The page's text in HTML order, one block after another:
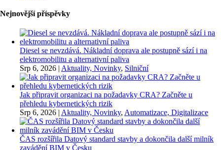
Nejnovější příspěvky
Diesel se nevzdává. Nákladní doprava ale postupně sází i na
elektromobilitu a alternativní paliva
Srp 6, 2026 | Aktuality, Novinky, Silniční
Jak připravit organizaci na požadavky CRA? Začněte u
přehledu kybernetických rizik
Srp 6, 2026 | Aktuality, Novinky, Automatizace, Digitalizace
ČAS rozšířila Datový standard stavby a dokončila další milník
zavádění BIM v Česku